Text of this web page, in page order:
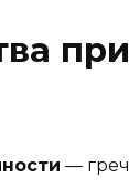
—